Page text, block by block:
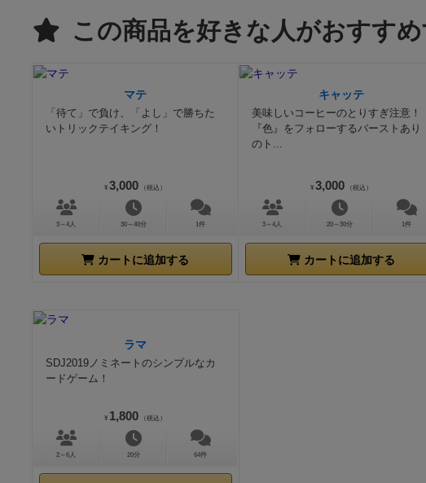
この商品を好きな人がおすす
マテ
「待て」で負け、「よし」で勝ちた
いトリックテイキング！
¥ 3,000 （税込）
3～4人 30～40分 1件
カートに追加する
キャッテ
美味しいコーヒーのとりすぎ注意！
『色』をフォローするバーストあり
のト...
¥ 3,000 （税込）
3～4人 20～30分 1件
カートに追加する
ラマ
SDJ2019ノミネートのシンプルなカ
ードゲーム！
¥ 1,800 （税込）
2～6人 20分 64件